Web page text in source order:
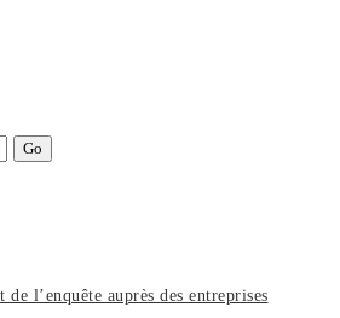
de l’enquête auprès des entreprises